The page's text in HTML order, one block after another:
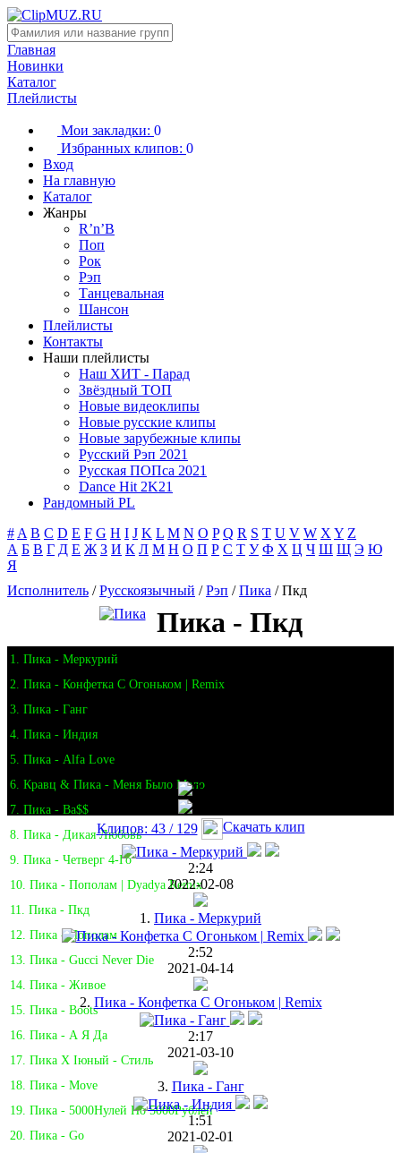
Главная
Новинки
Каталог
Плейлисты
Мои закладки: 0
Избранных клипов: 0
Вход
На главную
Каталог
Жанры
R’n’B
Поп
Рок
Рэп
Танцевальная
Шансон
Плейлисты
Контакты
Наши плейлисты
Наш ХИТ - Парад
Звёздный ТОП
Новые видеоклипы
Новые русские клипы
Новые зарубежные клипы
Русский Рэп 2021
Русская ПОПса 2021
Dance Hit 2K21
Рандомный PL
# A B C D E F G H I J K L M N O P Q R S T U V W X Y Z
А Б В Г Д Е Ж З И К Л М Н О П Р С Т У Ф Х Ц Ч Ш Щ Э Ю
Я
Исполнитель /Русскоязычный /Рэп /Пика / Пкд
Пика - Пкд
1. Пика - Меркурий
2. Пика - Конфетка С Огоньком | Remix
3. Пика - Ганг
4. Пика - Индия
5. Пика - Alfa Love
6. Кравц & Пика - Меня Было Мало
7. Пика - Ba$$
8. Пика - Дикая Любовь
9. Пика - Четверг 4-Го
10. Пика - Пополам | Dyadya Remix
11. Пика - Пкд
12. Пика - Пополам
13. Пика - Gucci Never Die
14. Пика - Живое
15. Пика - Boots
16. Пика - А Я Да
17. Пика Х Iюный - Стиль
18. Пика - Move
19. Пика - 5000Нулей По 5000Рублей
20. Пика - Go
Клипов: 43 / 129 Скачать клип
2:24
2022-02-08
1. Пика - Меркурий
2:52
2021-04-14
2. Пика - Конфетка С Огоньком | Remix
2:17
2021-03-10
3. Пика - Ганг
1:51
2021-02-01